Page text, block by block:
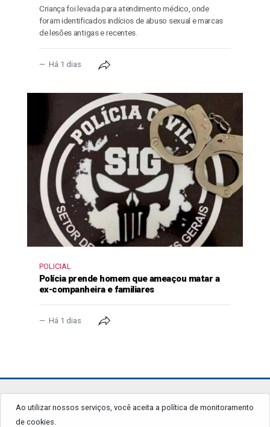
Criança foi levada para atendimento médico, onde
foram identificados indícios de abuso sexual e marcas
de lesões antigas e recentes.
Há 1 dias
POLICIAL
Polícia prende homem que ameaçou matar a
ex-companheira e familiares
Há 1 dias
Ao utilizar nossos serviços, você aceita a política de monitoramento
de cookies.
jornalgrandourados.com.br